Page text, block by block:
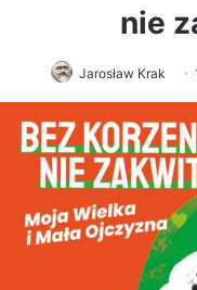
nie
Jarosław Krak